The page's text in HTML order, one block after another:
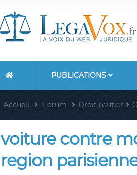
PUBLICATIONS
Accueil Forum Droit routier
voiture contre
region